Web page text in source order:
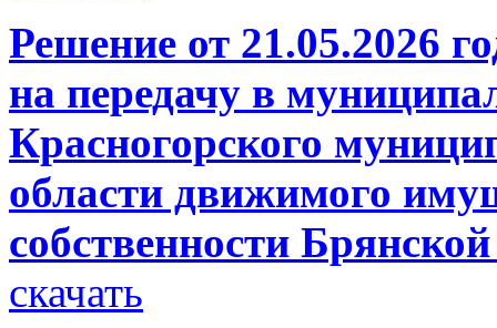
Решение от 21.05.2026
на передачу в
Красногорского
области движимого
собственности
скачать